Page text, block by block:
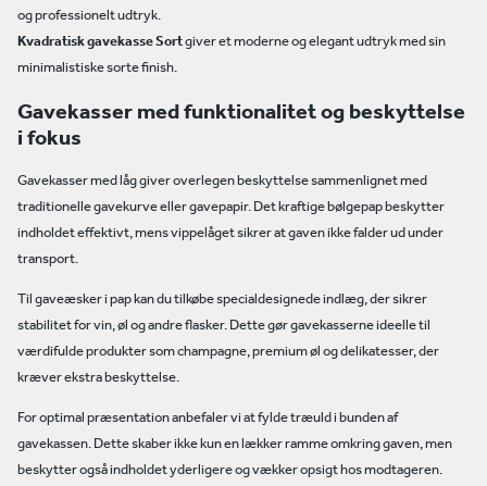
og professionelt udtryk.
Kvadratisk gavekasse Sortgiver et moderne og elegant udtryk med sin
minimalistiske sorte finish.
Gavekasser med funktionalitet og beskyttelse
i fokus
Gavekasser med låg giver overlegen beskyttelse sammenlignet med
traditionelle gavekurve eller gavepapir. Det kraftige bølgepap beskytter
indholdet effektivt, mens vippelåget sikrer at gaven ikke falder ud under
transport.
Til gaveæsker i pap kan du tilkøbe specialdesignede indlæg, der sikrer
stabilitet for vin, øl og andre flasker. Dette gør gavekasserne ideelle til
værdifulde produkter som champagne, premium øl og delikatesser, der
kræver ekstra beskyttelse.
For optimal præsentation anbefaler vi at fylde træuld i bunden af
gavekassen. Dette skaber ikke kun en lækker ramme omkring gaven, men
beskytter også indholdet yderligere og vækker opsigt hos modtageren.